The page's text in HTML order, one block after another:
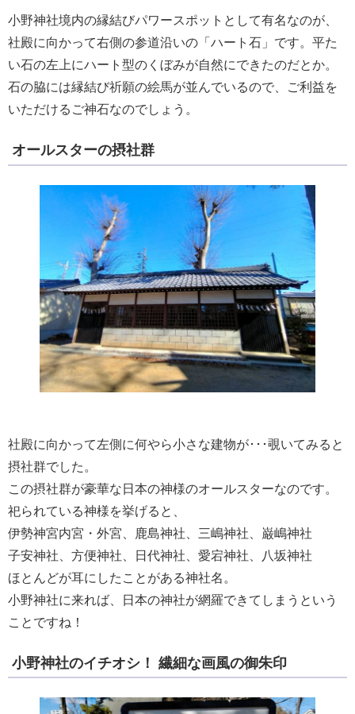
小野神社境内の縁結びパワースポットとして有名なのが、
社殿に向かって右側の参道沿いの「ハート石」です。平た
い石の左上にハート型のくぼみが自然にできたのだとか。
石の脇には縁結び祈願の絵馬が並んでいるので、ご利益を
いただけるご神石なのでしょう。
オールスターの摂社群
社殿に向かって左側に何やら小さな建物が･･･覗いてみると
摂社群でした。
この摂社群が豪華な日本の神様のオールスターなのです。
祀られている神様を挙げると、
伊勢神宮内宮・外宮、鹿島神社、三嶋神社、巌嶋神社
子安神社、方便神社、日代神社、愛宕神社、八坂神社
ほとんどが耳にしたことがある神社名。
小野神社に来れば、日本の神社が網羅できてしまうという
ことですね！
小野神社のイチオシ！ 繊細な画風の御朱印